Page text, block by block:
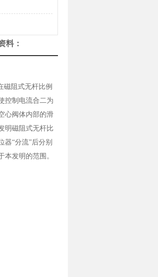
料：
阻式无杆比例
控制电流合二为
心阀体内部的滑
明磁阻式无杆比
“分流”后分别
发明的范围。